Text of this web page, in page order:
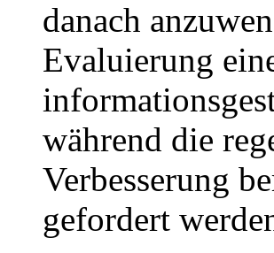
danach
Evaluierung
während die
Verbesserung
gefordert